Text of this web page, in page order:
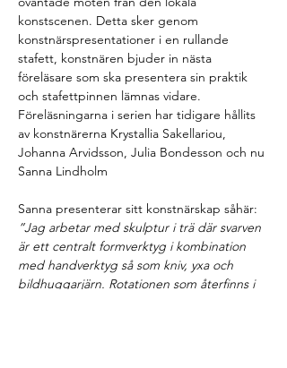
konstscenen. Detta sker genom
konstnärspresentationer i en rullande
stafett, konstnären bjuder in nästa
föreläsare som ska presentera sin praktik
och stafettpinnen lämnas vidare.
Föreläsningarna i serien har tidigare hållits
av konstnärerna Krystallia Sakellariou,
Johanna Arvidsson, Julia Bondesson och nu
Sanna Lindholm
Sanna presenterar sitt konstnärskap såhär:
”Jag arbetar med skulptur i trä där svarven
är ett centralt formverktyg i kombination
med handverktyg så som kniv, yxa och
bildhuggarjärn. Rotationen som återfinns i